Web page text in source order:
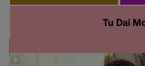
Tu Dai